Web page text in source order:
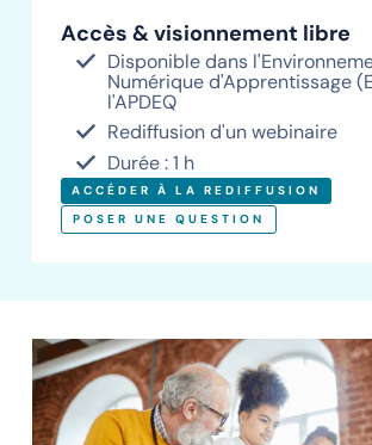
Accès & visionnement libre
Disponible dans
Numérique d'Apprentissage
l'APDEQ
Rediffusion d'un webinaire
Durée : 1 h
ACCÉDER À LA REDIFFUSION
POSER UNE QUESTION